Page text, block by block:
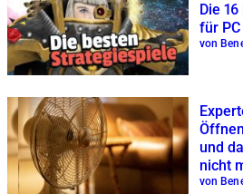
Die
für
von
und
nicht
von